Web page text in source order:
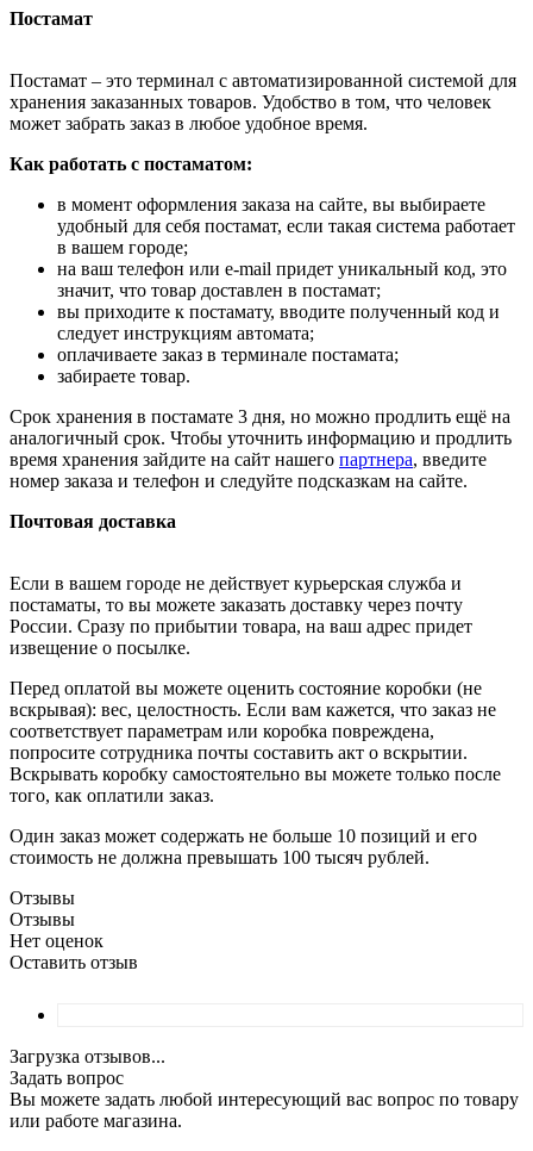
Постамат
Постамат – это терминал с автоматизированной системой для
хранения заказанных товаров. Удобство в том, что человек
может забрать заказ в любое удобное время.
Как работать с постаматом:
в момент оформления заказа на сайте, вы выбираете
удобный для себя постамат, если такая система работает
в вашем городе;
на ваш телефон или e-mail придет уникальный код, это
значит, что товар доставлен в постамат;
вы приходите к постамату, вводите полученный код и
следует инструкциям автомата;
оплачиваете заказ в терминале постамата;
забираете товар.
Срок хранения в постамате 3 дня, но можно продлить ещё на
аналогичный срок. Чтобы уточнить информацию и продлить
время хранения зайдите на сайт нашего партнера, введите
номер заказа и телефон и следуйте подсказкам на сайте.
Почтовая доставка
Если в вашем городе не действует курьерская служба и
постаматы, то вы можете заказать доставку через почту
России. Сразу по прибытии товара, на ваш адрес придет
извещение о посылке.
Перед оплатой вы можете оценить состояние коробки (не
вскрывая): вес, целостность. Если вам кажется, что заказ не
соответствует параметрам или коробка повреждена,
попросите сотрудника почты составить акт о вскрытии.
Вскрывать коробку самостоятельно вы можете только после
того, как оплатили заказ.
Один заказ может содержать не больше 10 позиций и его
стоимость не должна превышать 100 тысяч рублей.
Отзывы
Отзывы
Нет оценок
Оставить отзыв
Загрузка отзывов...
Задать вопрос
Вы можете задать любой интересующий вас вопрос по товару
или работе магазина.